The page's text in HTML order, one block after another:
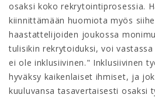
osaksi koko rekrytointiprosessia.
kiinnittämään huomiota myös
haastattelijoiden joukossa
tulisikin rekrytoiduksi, voi
ei ole inklusiivinen." Inklusiivinen
hyväksy kaikenlaiset ihmiset, ja
kuuluvansa tasavertaisesti osaksi